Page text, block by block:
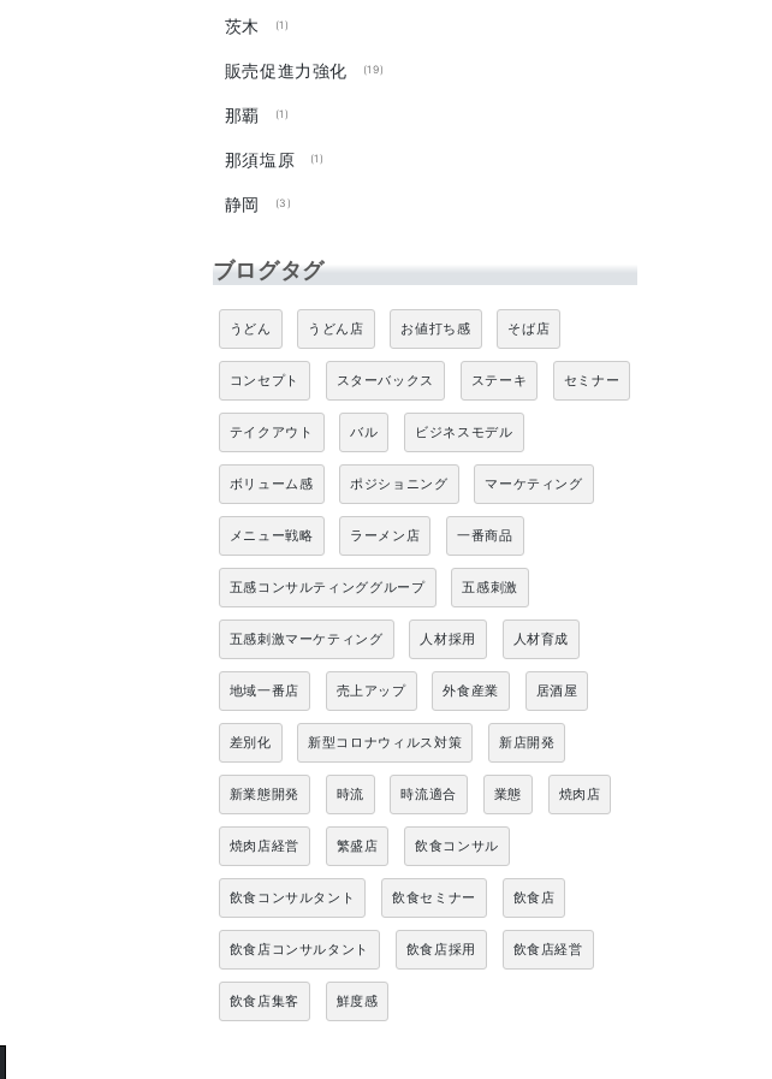
茨木 (1)
販売促進力強化 (19)
那覇 (1)
那須塩原 (1)
静岡 (3)
ブログタグ
うどん うどん店 お値打ち感 そば店
コンセプト スターバックス ステーキ セミナー
テイクアウト バル ビジネスモデル
ボリューム感 ポジショニング マーケティング
メニュー戦略 ラーメン店 一番商品
五感コンサルティンググループ 五感刺激
五感刺激マーケティング 人材採用 人材育成
地域一番店 売上アップ 外食産業 居酒屋
差別化 新型コロナウィルス対策 新店開発
新業態開発 時流 時流適合 業態 焼肉店
焼肉店経営 繁盛店 飲食コンサル
飲食コンサルタント 飲食セミナー 飲食店
飲食店コンサルタント 飲食店採用 飲食店経営
飲食店集客 鮮度感